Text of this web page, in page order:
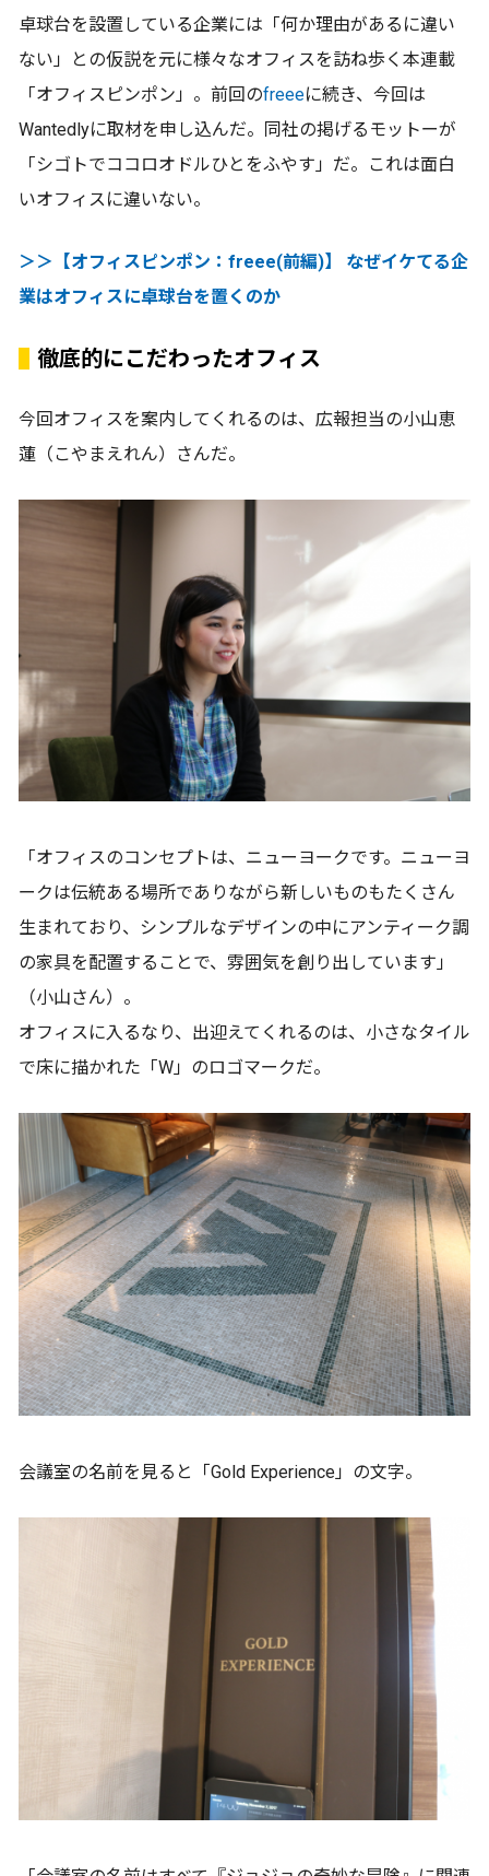
卓球台を設置している企業には「何か理由があるに違い
ない」との仮説を元に様々なオフィスを訪ね歩く本連載
「オフィスピンポン」。前回のfreeeに続き、今回は
Wantedlyに取材を申し込んだ。同社の掲げるモットーが
「シゴトでココロオドルひとをふやす」だ。これは面白
いオフィスに違いない。
＞＞【オフィスピンポン：freee(前編)】 なぜイケてる企
業はオフィスに卓球台を置くのか
徹底的にこだわったオフィス
今回オフィスを案内してくれるのは、広報担当の小山恵
蓮（こやまえれん）さんだ。
「オフィスのコンセプトは、ニューヨークです。ニューヨ
ークは伝統ある場所でありながら新しいものもたくさん
生まれており、シンプルなデザインの中にアンティーク調
の家具を配置することで、雰囲気を創り出しています」
（小山さん）。
オフィスに入るなり、出迎えてくれるのは、小さなタイル
で床に描かれた「W」のロゴマークだ。
会議室の名前を見ると「Gold Experience」の文字。